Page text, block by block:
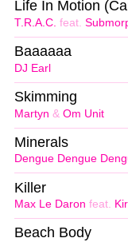
T.R.A.C. feat.
Life In Motion
DJ Earl
Baaaaaa
Martyn & Om Unit
Skimming
Dengue Dengue
Minerals
Max Le Daron feat.
Killer
Beach Body